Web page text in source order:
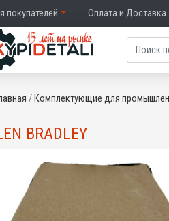
покупателей Оплата и Доставка
Комплектующие для
BRADLEY